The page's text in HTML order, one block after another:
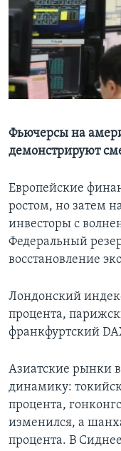
Learning English
СОЦИАЛЬНЫЕ СЕТИ
Языки
Фьючерсы на
демонстрируют
Европейские
ростом, но затем
инвесторы с
Федеральный
восстановление
Лондонский
процента,
франкфуртский
Азиатские рынки
динамику:
процента,
изменился, а
процента. В